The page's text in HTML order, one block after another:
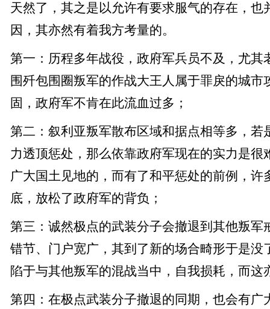
天然了，其之是以允许有要求服气的存在，也
因，其亦然有着我方考量的。
第一：历程多年战役，政府军兵员不及，尤其
围歼包围圈叛军的作战大王人属于罪戾的城市
固，政府军不肯在此流血过多；
第二：叙利亚叛军散布区域和据点相等多，若
力透顶惩处，那么依靠政府军现在的实力是很
广大国土见地的，而有了和平惩处的前例，许
底，放松了政府军的背负；
第三：诚然极点的武装分子会撤退到其他叛军
错节、门户宽广，其到了新的场合畸形于是没
陷于与其他叛军的混战当中，自我损耗，而这
第四：在极点武装分子撤退的同期，也会有广